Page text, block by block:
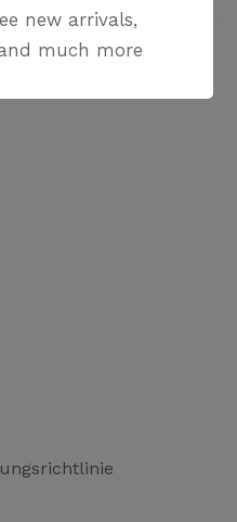
new arrivals,
much more